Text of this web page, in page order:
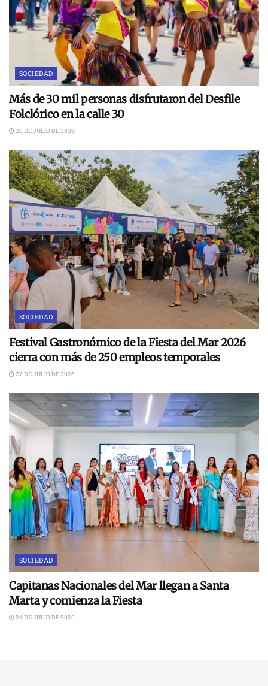
SOCIEDAD
Más de 30 mil personas disfrutaron del Desfile
Folclórico en la calle 30
28 DE JULIO DE 2026
SOCIEDAD
Festival Gastronómico de la Fiesta del Mar 2026
cierra con más de 250 empleos temporales
27 DE JULIO DE 2026
SOCIEDAD
Capitanas Nacionales del Mar llegan a Santa
Marta y comienza la Fiesta
24 DE JULIO DE 2026